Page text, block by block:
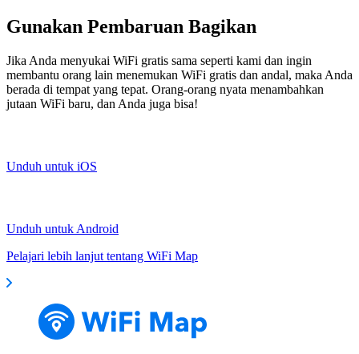
Gunakan Pembaruan Bagikan
Jika Anda menyukai WiFi gratis sama seperti kami dan ingin
membantu orang lain menemukan WiFi gratis dan andal, maka Anda
berada di tempat yang tepat. Orang-orang nyata menambahkan
jutaan WiFi baru, dan Anda juga bisa!
Unduh untuk iOS
Unduh untuk Android
Pelajari lebih lanjut tentang WiFi Map